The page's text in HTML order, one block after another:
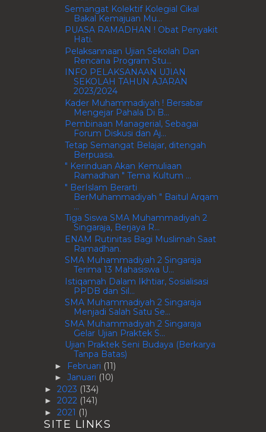
Semangat Kolektif Kolegial Cikal
Bakal Kemajuan Mu...
PUASA RAMADHAN ! Obat Penyakit
Hati.
Pelaksannaan Ujian Sekolah Dan
Rencana Program Stu...
INFO PELAKSANAAN UJIAN
SEKOLAH TAHUN AJARAN
2023/2024
Kader Muhammadiyah ! Bersabar
Mengejar Pahala Di B...
Pembinaan Managerial, Sebagai
Forum Diskusi dan Aj...
Tetap Semangat Belajar, ditengah
Berpuasa.
" Kerinduan Akan Kemuliaan
Ramadhan " Tema Kultum ...
" BerIslam Berarti
BerMuhammadiyah " Baitul Arqam
...
Tiga Siswa SMA Muhammadiyah 2
Singaraja, Berjaya R...
ENAM Rutinitas Bagi Muslimah Saat
Ramadhan.
SMA Muhammadiyah 2 Singaraja
Terima 13 Mahasiswa U...
Istiqamah Dalam Ikhtiar, Sosialisasi
PPDB dan Sil...
SMA Muhammadiyah 2 Singaraja
Menjadi Salah Satu Se...
SMA Muhammadiyah 2 Singaraja
Gelar Ujian Praktek S...
Ujian Praktek Seni Budaya (Berkarya
Tanpa Batas)
► Februari (11)
► Januari (10)
► 2023 (134)
► 2022 (141)
► 2021 (1)
SITE LINKS